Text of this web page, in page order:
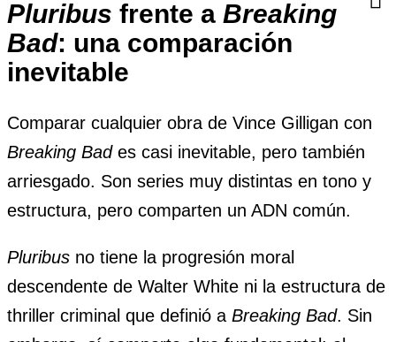
Pluribus frente a Breaking
Bad: una comparación
inevitable
Comparar cualquier obra de Vince Gilligan con
Breaking Bades casi inevitable, pero también
arriesgado. Son series muy distintas en tono y
estructura, pero comparten un ADN común.
Pluribus no tiene la progresión moral
descendente de Walter White ni la estructura de
thriller criminal que definió a Breaking Bad. Sin